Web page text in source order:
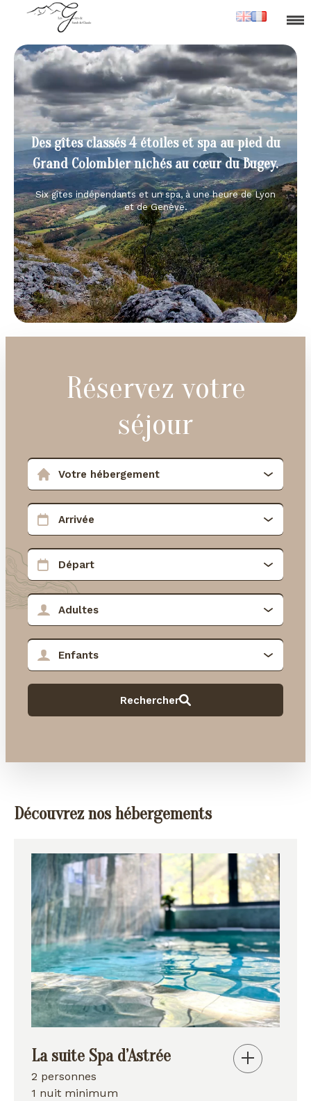
Des gîtes classés 4 étoiles et spa au pied du
Grand Colombier nichés au cœur du Bugey.
Six gîtes indépendants et un spa, à une heure de Lyon
et de Genève.
Réservez votre
séjour
Découvrez nos hébergements
La suite Spa d’Astrée
2 personnes
1 nuit minimum